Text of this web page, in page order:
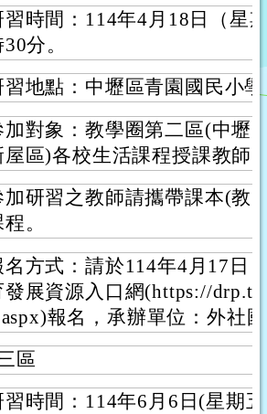
習時間：114年4月18日（星
分。
習地點：中壢區青園國民小
加對象：教學圈第二區(中壢
屋區)各校生活課程授課教師
加研習之教師請攜帶課本(教
。
名方式：請於114年4月17日
發展資源入口網(https://
報名，承辦單位：外社
區
習時間：114年6月6日(星期